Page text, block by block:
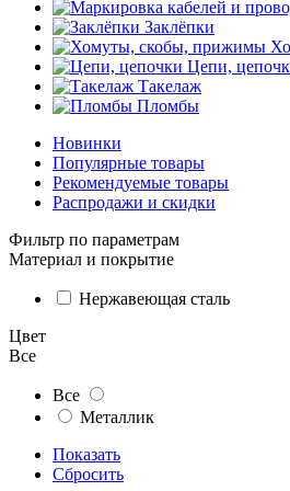
Заклёпки
Цепи,
Такелаж
Пломбы
Новинки
Популярные товары
Рекомендуемые товары
Распродажи и скидки
Фильтр по параметрам
Материал и покрытие
Нержавеющая сталь
Цвет
Все
Все
Металлик
Показать
Сбросить